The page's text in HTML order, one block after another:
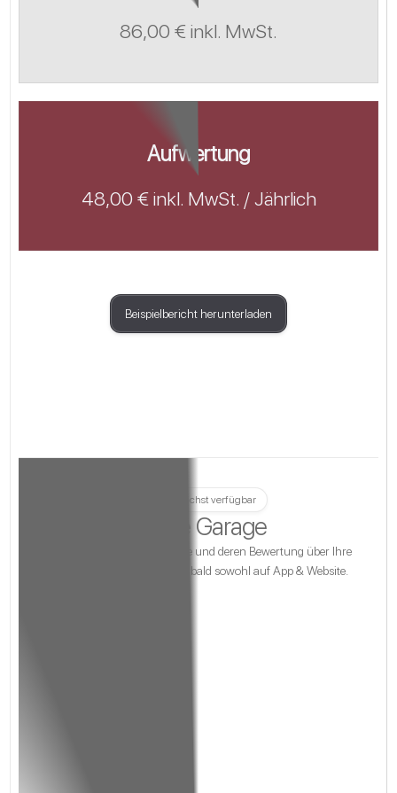
86,00 € inkl. MwSt.
Aufwertung
48,00 € inkl. MwSt. / Jährlich
Beispielbericht herunterladen
Demnächst verfügbar
Meine Garage
Verwalten Sie Ihre Fahrzeuge und deren Bewertung über Ihre
Garage. Diese Funktion wird bald sowohl aufApp& Website.